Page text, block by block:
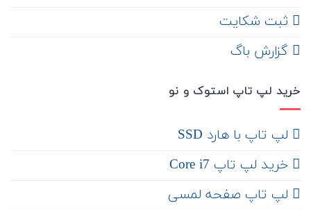
ثبت شکایت
‌ گزارش باگ
خرید لپ تاپ استوک و نو
لپ تاپ با هارد SSD
خرید لپ تاپ Core i7
لپ تاپ صفحه لمسی